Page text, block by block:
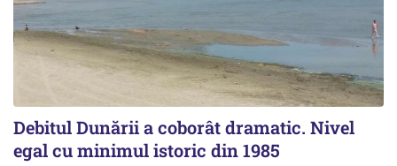
Debitul Dunării a coborât dramatic. Nivel
egal cu minimul istoric din 1985